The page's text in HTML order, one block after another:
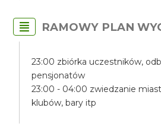
RAMOWY PLAN
23:00 zbiórka uczestników,
pensjonatów
23:00 - 04:00 zwiedzanie
klubów, bary itp